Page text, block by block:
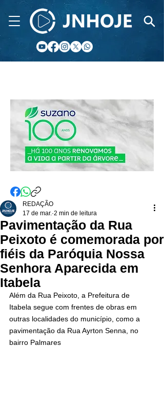
Pavimentação da Rua
Peixoto é comemorada por
fiéis da Paróquia Nossa
Senhora Aparecida em
Itabela
REDAÇÃO
17 de mar. 2 min de leitura
Além da Rua Peixoto, a Prefeitura de
Itabela segue com frentes de obras em
outras localidades do município, como a
pavimentação da Rua Ayrton Senna, no
bairro Palmares